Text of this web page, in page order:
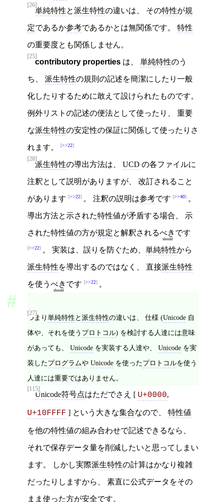
[26]
単純特性と派生特性の違いは、 その特性が規
定であるか参考であるかとは無関係です。 特性
の重要度とも関係しません。
[25]
contributory properties は、 単純特性のう
ち、 派生特性の規則の記述を簡潔にしたり一般
化したりするために敢えて設けられたものです。
例外リストの記述の便法として使ったり、 重要
な派生特性の安定性の保証に関係して使ったりさ
れます。 >>22
[28]
派生特性の導出方法は、 UCD の各ファイルに
注釈として説明がありますが、 改訂されること
があります >>22 。 注釈の説明は参考です >>40 。
導出方法と示された特性値が矛盾する場合、 示
された特性値の方が規定と解釈されるべき
should
です
>>22 。 実装は、誤りを防ぐため、 単純特性から
派生特性を導出するのではなく、 直接派生特性
を使う べき
should
です >>22 。
[27]
つまり単純特性と派生特性の違いは、 仕様 (Unicode 自
体や、それを使う プロトコル) を検討する人達には意味
があっても、 Unicode を実装する人達や、 Unicode を実
装したプログラムや Unicode を使ったプロトコルを使う
人達には重要ではありません。
[115]
Unicode符号点はただでさえ [ U+0000,
U+10FFFF ] という大きな集合なので、 特性値
を他の特性値の組み合わせで記述できるなら、
それで保存データ量を削減したいと思ってしまい
ます。 しかし実際派生特性の計算はかなり複雑
だったりしますから、 素直に公式データをその
まま使った方が安全です。